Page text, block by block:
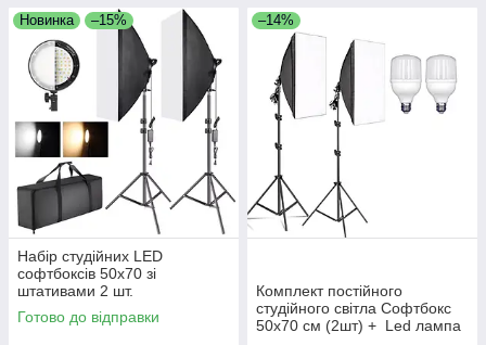
Новинка –15%
Набір студійних LED
софтбоксів 50х70 зі
штативами 2 шт.
Готово до відправки
–14%
Комплект постійного
студійного світла Софтбокс
50х70 см (2шт) + Led лампа